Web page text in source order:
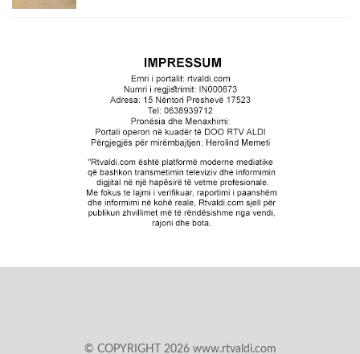
© COPYRIGHT 2026 www.rtvaldi.com